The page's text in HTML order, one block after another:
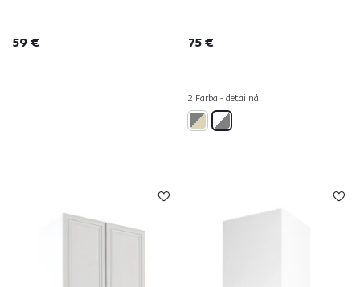
59 € 75 €
2 Farba - detailná